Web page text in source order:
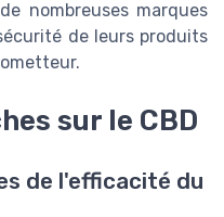
nombreuses marques
de leurs produits
sur le CBD
de l'efficacité du